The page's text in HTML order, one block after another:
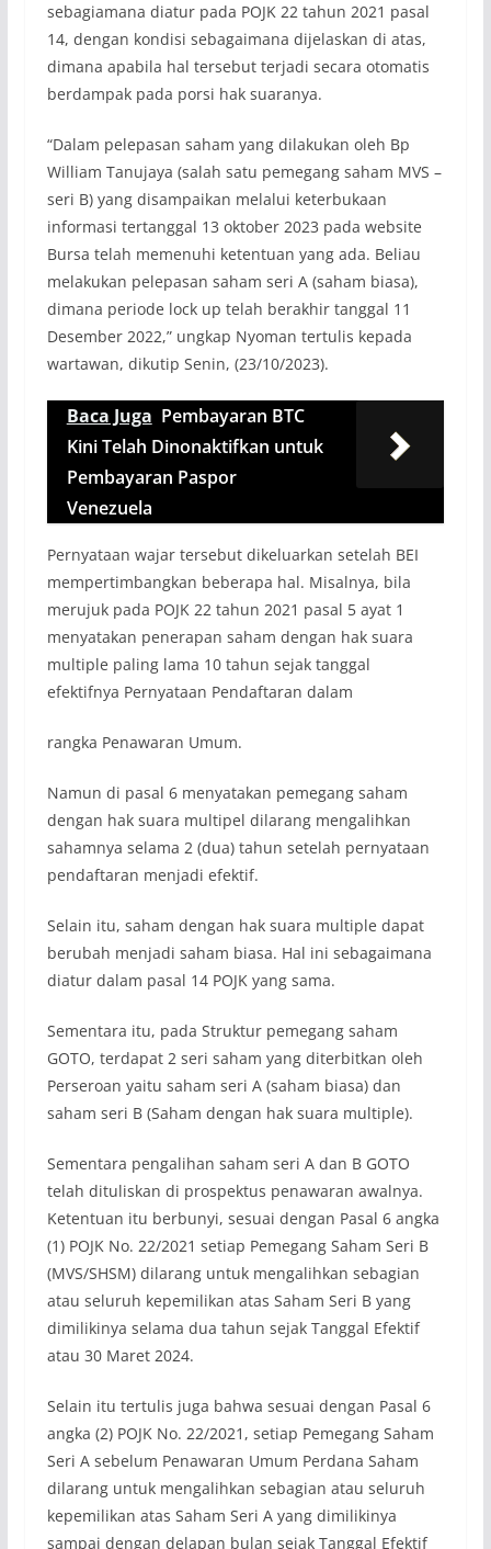
sebagiamana diatur pada POJK 22 tahun 2021 pasal
14, dengan kondisi sebagaimana dijelaskan di atas,
dimana apabila hal tersebut terjadi secara otomatis
berdampak pada porsi hak suaranya.
“Dalam pelepasan saham yang dilakukan oleh Bp
William Tanujaya (salah satu pemegang saham MVS –
seri B) yang disampaikan melalui keterbukaan
informasi tertanggal 13 oktober 2023 pada website
Bursa telah memenuhi ketentuan yang ada. Beliau
melakukan pelepasan saham seri A (saham biasa),
dimana periode lock up telah berakhir tanggal 11
Desember 2022,” ungkap Nyoman tertulis kepada
wartawan, dikutip Senin, (23/10/2023).
Baca Juga Pembayaran BTC
Kini Telah Dinonaktifkan untuk
Pembayaran Paspor
Venezuela
Pernyataan wajar tersebut dikeluarkan setelah BEI
mempertimbangkan beberapa hal. Misalnya, bila
merujuk pada POJK 22 tahun 2021 pasal 5 ayat 1
menyatakan penerapan saham dengan hak suara
multiple paling lama 10 tahun sejak tanggal
efektifnya Pernyataan Pendaftaran dalam
rangka Penawaran Umum.
Namun di pasal 6 menyatakan pemegang saham
dengan hak suara multipel dilarang mengalihkan
sahamnya selama 2 (dua) tahun setelah pernyataan
pendaftaran menjadi efektif.
Selain itu, saham dengan hak suara multiple dapat
berubah menjadi saham biasa. Hal ini sebagaimana
diatur dalam pasal 14 POJK yang sama.
Sementara itu, pada Struktur pemegang saham
GOTO, terdapat 2 seri saham yang diterbitkan oleh
Perseroan yaitu saham seri A (saham biasa) dan
saham seri B (Saham dengan hak suara multiple).
Sementara pengalihan saham seri A dan B GOTO
telah dituliskan di prospektus penawaran awalnya.
Ketentuan itu berbunyi, sesuai dengan Pasal 6 angka
(1) POJK No. 22/2021 setiap Pemegang Saham Seri B
(MVS/SHSM) dilarang untuk mengalihkan sebagian
atau seluruh kepemilikan atas Saham Seri B yang
dimilikinya selama dua tahun sejak Tanggal Efektif
atau 30 Maret 2024.
Selain itu tertulis juga bahwa sesuai dengan Pasal 6
angka (2) POJK No. 22/2021, setiap Pemegang Saham
Seri A sebelum Penawaran Umum Perdana Saham
dilarang untuk mengalihkan sebagian atau seluruh
kepemilikan atas Saham Seri A yang dimilikinya
sampai dengan delapan bulan sejak Tanggal Efektif